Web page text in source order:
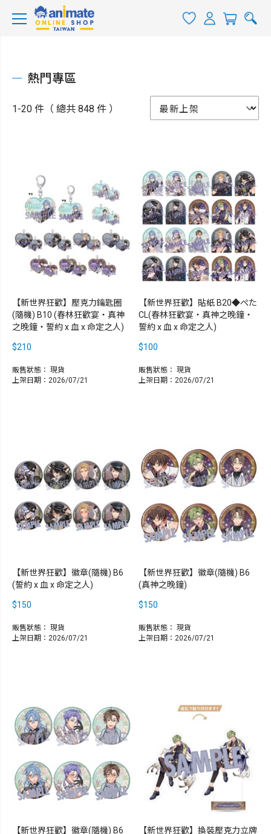
熱門專區
1-20 件（ 總共 848 件 ）
【新世界狂歡】壓克力鑰匙圈
(隨機) B10 (春林狂歡宴‧真神
之晚鐘‧誓約 x 血 x 命定之人)
$210
販售狀態： 現貨
上架日期：2026/07/21
【新世界狂歡】貼紙 B20◆ぺた
CL(春林狂歡宴‧真神之晚鐘‧
誓約 x 血 x 命定之人)
$100
販售狀態： 現貨
上架日期：2026/07/21
【新世界狂歡】徽章(隨機) B6
(誓約 x 血 x 命定之人)
$150
販售狀態： 現貨
上架日期：2026/07/21
【新世界狂歡】徽章(隨機) B6
(真神之晚鐘)
$150
販售狀態： 現貨
上架日期：2026/07/21
【新世界狂歡】徽章(隨機) B6
【新世界狂歡】換裝壓克力立牌